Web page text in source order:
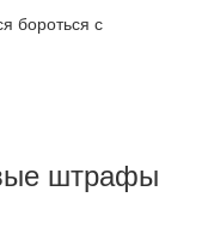
бороться с
штрафы